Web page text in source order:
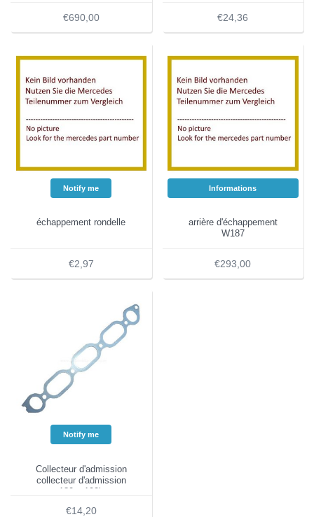
€690,00 €24,36
Notify me
échappement rondelle
€2,97
Informations
arrière d'échappement
W187
€293,00
Notify me
Collecteur d'admission
collecteur d'admission
180a, 190b
€14,20